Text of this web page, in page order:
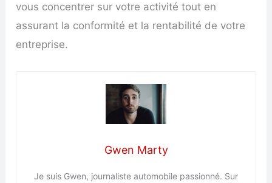
vous concentrer sur votre activité tout en
assurant la conformité et la rentabilité de votre
entreprise.
Gwen Marty
Je suis Gwen, journaliste automobile passionné. Sur